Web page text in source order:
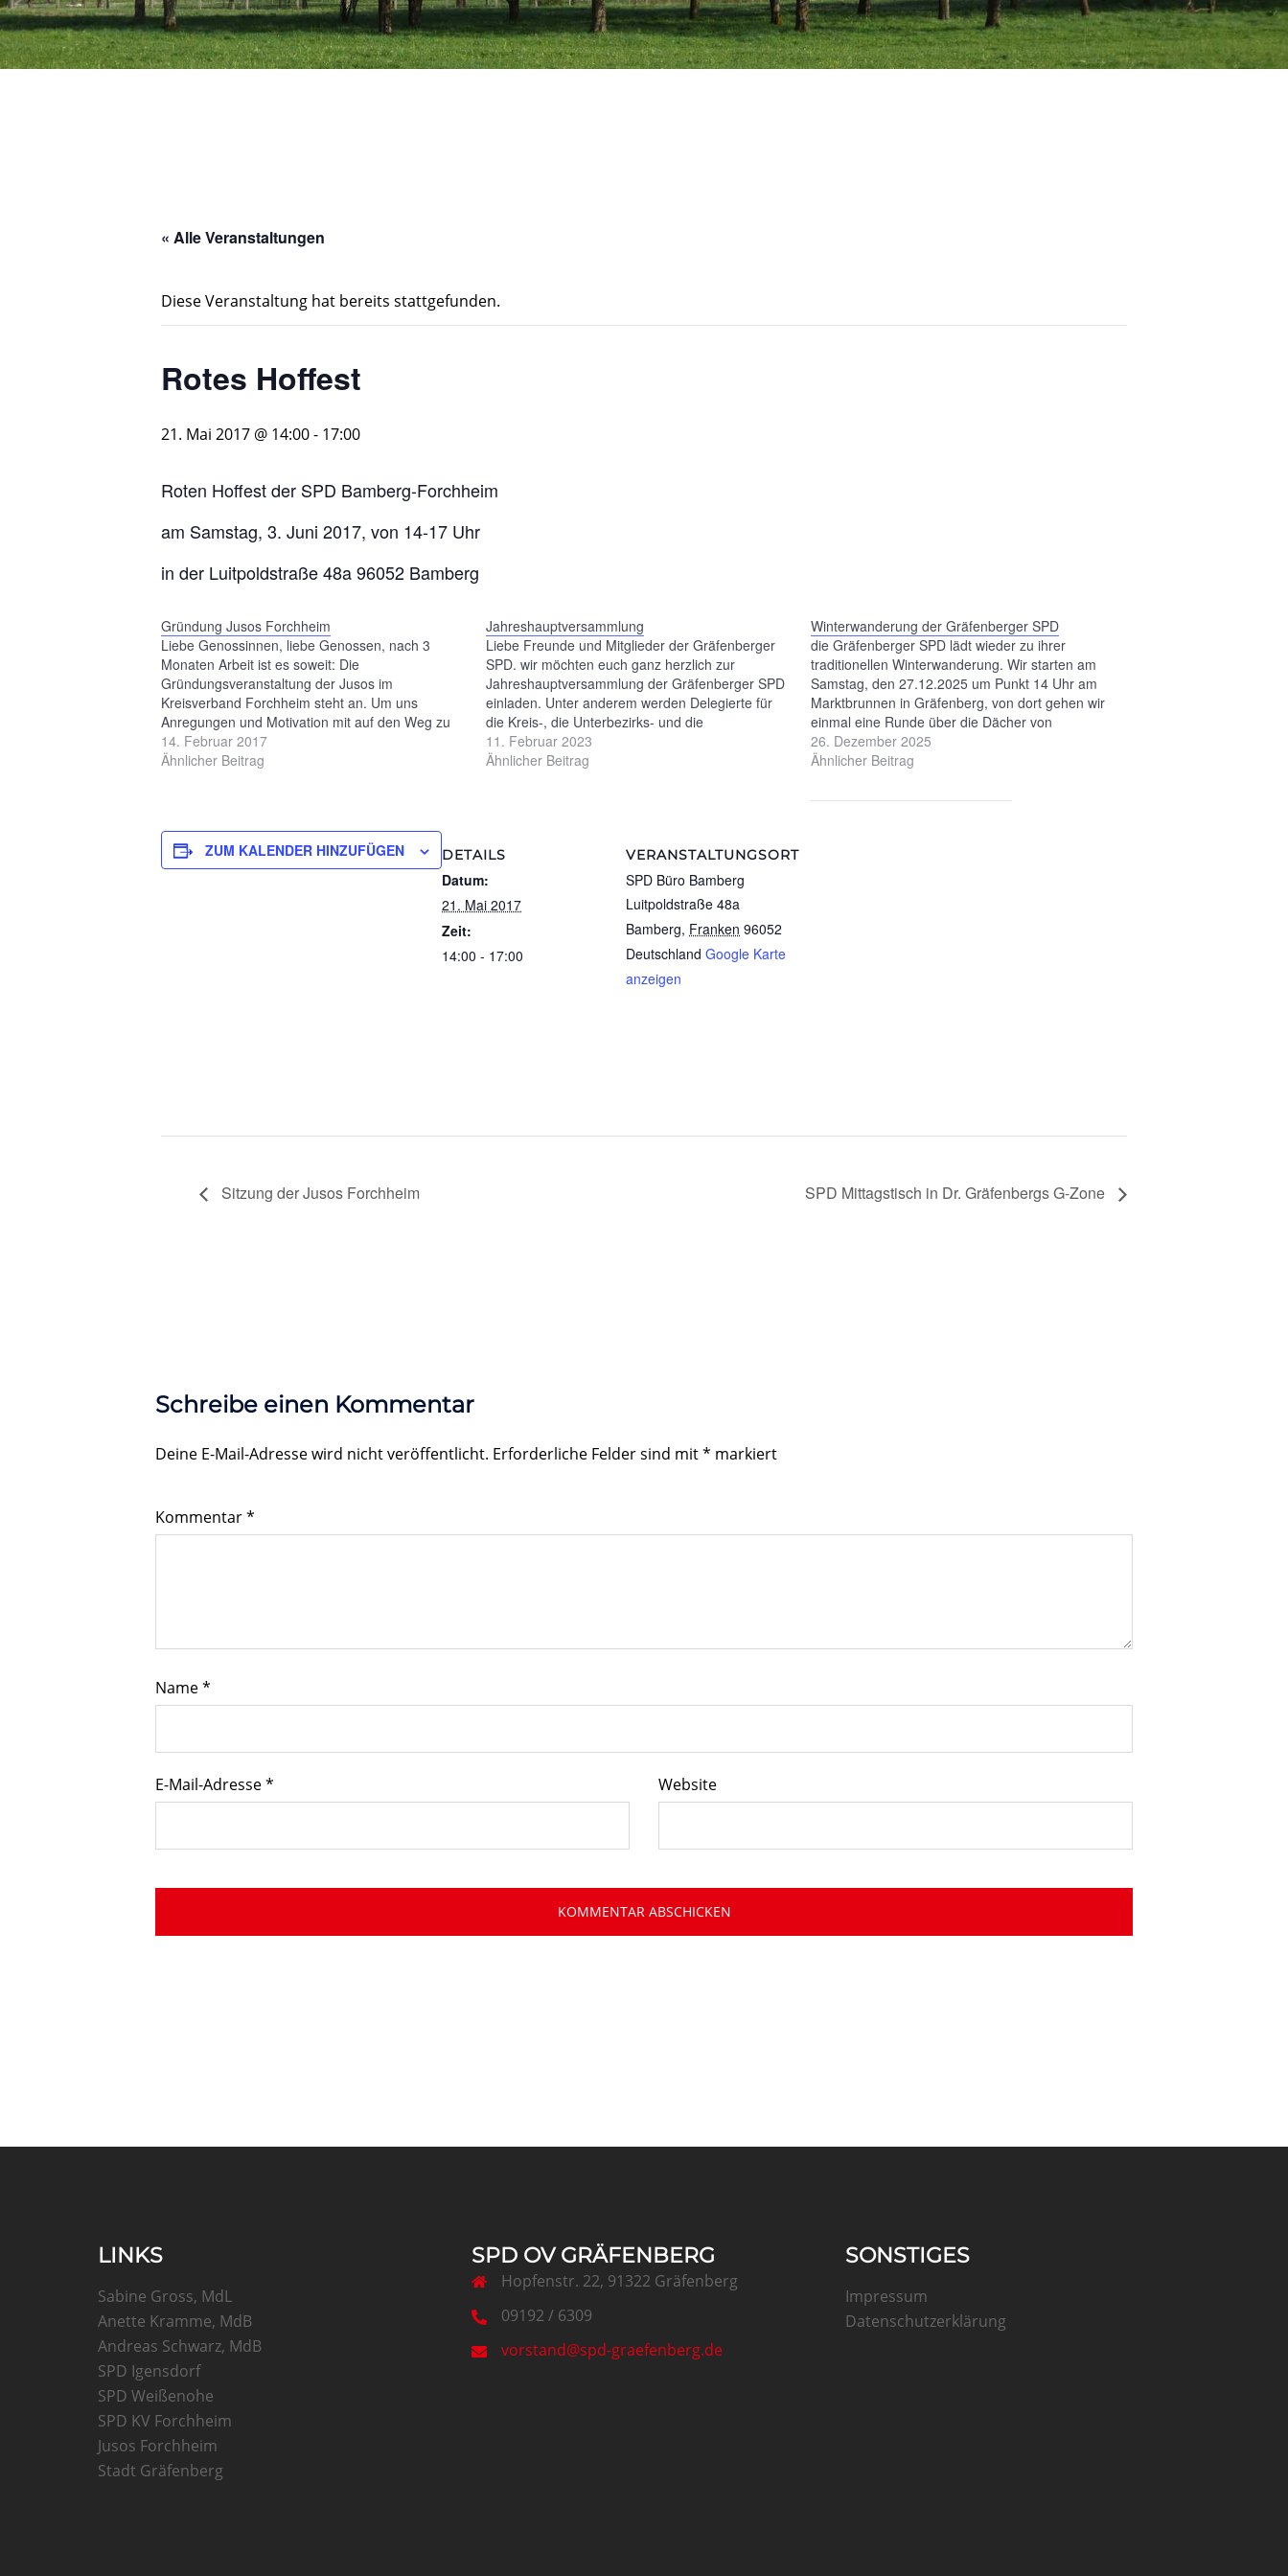
« Alle Veranstaltungen
Diese Veranstaltung hat bereits stattgefunden.
Rotes Hoffest
21. Mai 2017 @ 14:00- 17:00
Roten Hoffest der SPD Bamberg-Forchheim
am Samstag, 3. Juni 2017, von 14-17 Uhr
in der Luitpoldstraße 48a 96052 Bamberg
Gründung Jusos Forchheim
Liebe Genossinnen, liebe Genossen, nach 3
Monaten Arbeit ist es soweit: Die
Gründungsveranstaltung der Jusos im
Kreisverband Forchheim steht an. Um uns
Anregungen und Motivation mit auf den Weg zu
geben, haben wir uns folgende Gäste eingeladen:
Andreas Schwarz, MdB im Wahlkreis Bamberg.
14. Februar 2017
Ähnlicher Beitrag
Jahreshauptversammlung
Liebe Freunde und Mitglieder der Gräfenberger
SPD. wir möchten euch ganz herzlich zur
Jahreshauptversammlung der Gräfenberger SPD
einladen. Unter anderem werden Delegierte für
die Kreis-, die Unterbezirks- und die
Europaunterbezirkskonferenz des SPD UB
Bamberg-Forchheim wählen. Ebenso möchten wir
11. Februar 2023
Ähnlicher Beitrag
Winterwanderung der Gräfenberger SPD
die Gräfenberger SPD lädt wieder zu ihrer
traditionellen Winterwanderung. Wir starten am
Samstag, den 27.12.2025 um Punkt 14 Uhr am
Marktbrunnen in Gräfenberg, von dort gehen wir
einmal eine Runde über die Dächer von
Gräfenberg und werden anschließend um 16 Uhr
im Gasthof Lindenbräu einkehren. Bis dahin eine
26. Dezember 2025
Ähnlicher Beitrag
ZUM KALENDER HINZUFÜGEN DETAILS
Datum:
21. Mai 2017
Zeit:
14:00 - 17:00
VERANSTALTUNGSORT
SPD Büro Bamberg
Luitpoldstraße 48a
Bamberg, Franken 96052
Deutschland Google Karte
anzeigen
Sitzung der Jusos Forchheim SPD Mittagstisch in Dr. Gräfenbergs G-Zone
Schreibe einen Kommentar
Deine E-Mail-Adresse wird nicht veröffentlicht. Erforderliche Felder sind mit* markiert
Kommentar*
Name*
E-Mail-Adresse* Website
LINKS
Sabine Gross, MdL
Anette Kramme, MdB
Andreas Schwarz, MdB
SPD Igensdorf
SPD Weißenohe
SPD KV Forchheim
Jusos Forchheim
Stadt Gräfenberg
SPD OV GRÄFENBERG
Hopfenstr. 22, 91322 Gräfenberg
09192 / 6309
vorstand@spd-graefenberg.de
SONSTIGES
Impressum
Datenschutzerklärung